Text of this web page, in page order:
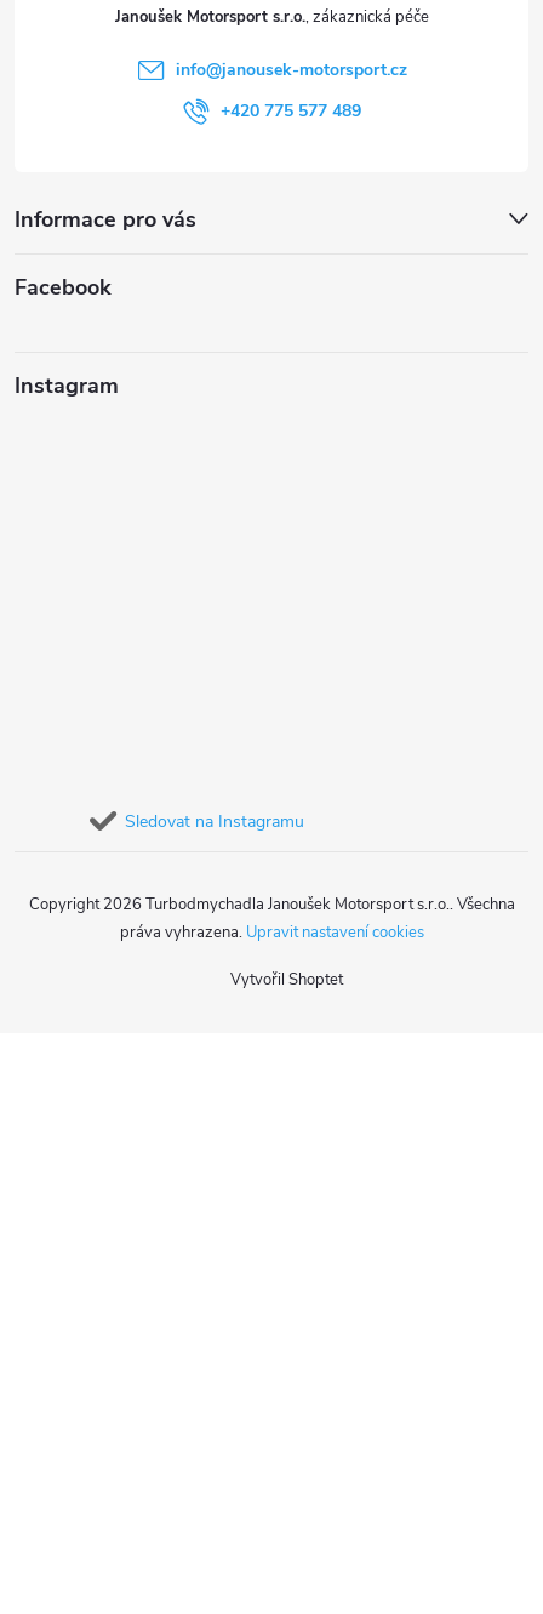
Janoušek Motorsport s.r.o.
info@janousek-motorsport.cz
+420 775 577 489
Informace pro vás
Facebook
Instagram
Sledovat na Instagramu
Vytvořil Shoptet
Copyright 2026 Turbodmychadla Janoušek Motorsport s.r.o.. Všechna
práva vyhrazena. Upravit nastavení cookies